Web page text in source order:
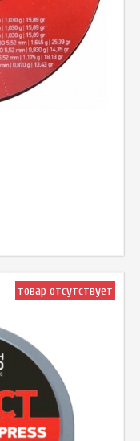
товар отсутствует